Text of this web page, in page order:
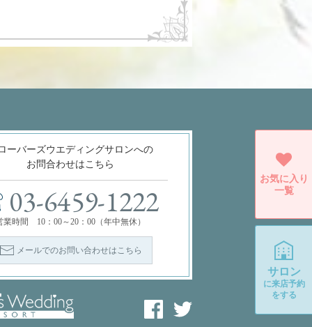
ーバーズウエディングサロンへの
お問合わせはこちら
03-6459-1222
業時間 10：00～20：00（年中無休）
メールでのお問い合わせはこちら
お気に入り
一覧
サロン
に来店予約
をする